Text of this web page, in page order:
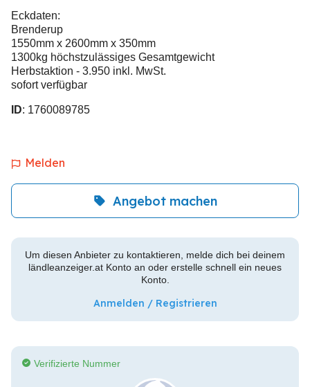
Eckdaten:
Brenderup
1550mm x 2600mm x 350mm
1300kg höchstzulässiges Gesamtgewicht
Herbstaktion - 3.950 inkl. MwSt.
sofort verfügbar
ID: 1760089785
Melden
Angebot machen
Um diesen Anbieter zu kontaktieren, melde dich bei deinem
ländleanzeiger.at Konto an oder erstelle schnell ein neues
Konto.
Anmelden / Registrieren
Verifizierte Nummer